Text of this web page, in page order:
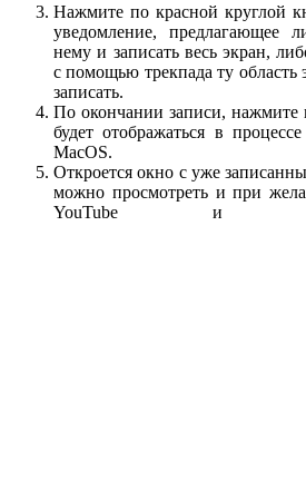
Нажмите по красной круглой
уведомление, предлагающее
нему и записать весь экран,
с помощью трекпада ту область
записать.
По окончании записи, нажмите
будет отображаться в
MacOS.
Откроется окно с уже
можно просмотреть и при
YouTube и